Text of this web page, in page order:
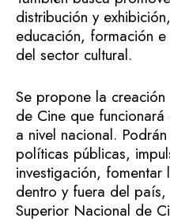
distribución y
educación, formación
del sector cultural.
Se propone la
de Cine que
a nivel nacional.
políticas públicas,
investigación,
dentro y fuera del país,
Superior Nacional de